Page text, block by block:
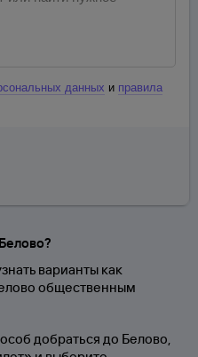
данных и правила
варианты как
общественным
добраться до Белово,